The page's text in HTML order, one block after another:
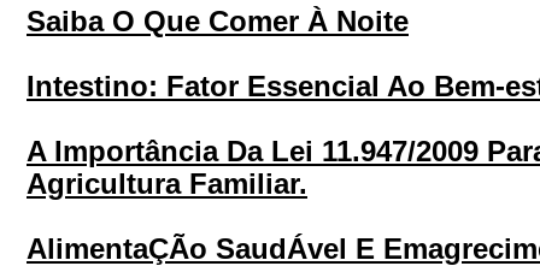
Saiba O Que Comer À Noite
Intestino: Fator Essencial Ao Bem-
A Importância Da Lei 11.947/2009
Agricultura Familiar.
AlimentaÇÃo SaudÁvel E